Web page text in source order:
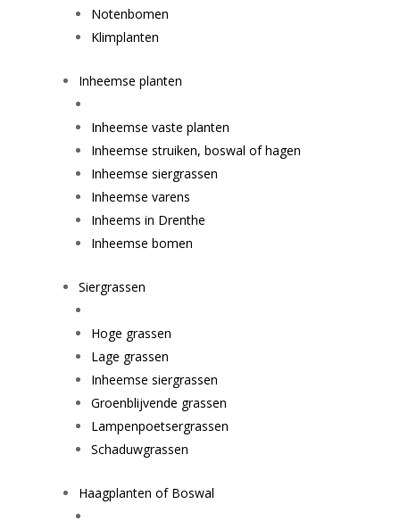
Notenbomen
Klimplanten
Inheemse planten
Inheemse vaste planten
Inheemse struiken, boswal of hagen
Inheemse siergrassen
Inheemse varens
Inheems in Drenthe
Inheemse bomen
Siergrassen
Hoge grassen
Lage grassen
Inheemse siergrassen
Groenblijvende grassen
Lampenpoetsergrassen
Schaduwgrassen
Haagplanten of Boswal